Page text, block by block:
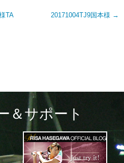
TA 20171004TJ9国本様 →
＆サポート